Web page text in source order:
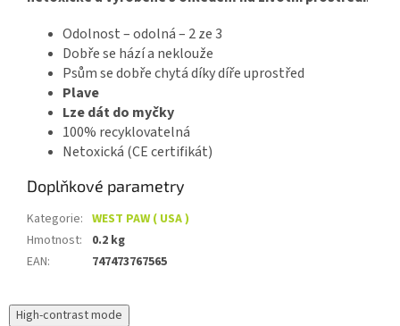
Odolnost – odolná – 2 ze 3
Dobře se hází a neklouže
Psům se dobře chytá díky díře uprostřed
Plave
Lze dát do myčky
100% recyklovatelná
Netoxická (CE certifikát)
Doplňkové parametry
Kategorie: WEST PAW ( USA )
Hmotnost:
0.2 kg
EAN: 747473767565
High-contrast mode